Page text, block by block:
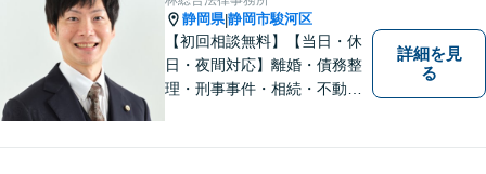
私が力を注ぎ、得意としてい
る分野です。
静岡県|静岡市駿河区
【初回相談無料】【当日・休
日・夜間対応】離婚・債務整
理・刑事事件・相続・不動産
詳細を見
る